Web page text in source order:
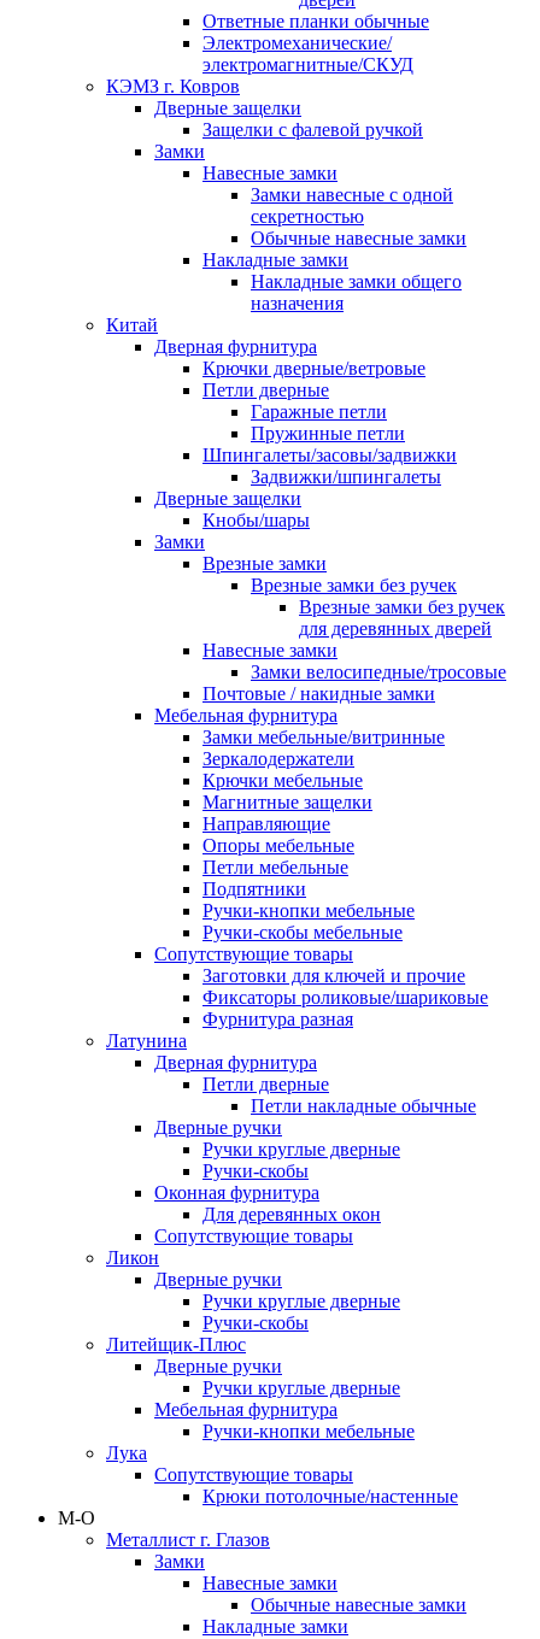
Ответные планки обычные
Электромеханические/
электромагнитные/СКУД
КЭМЗ г. Ковров
Дверные защелки
Защелки с фалевой ручкой
Замки
Навесные замки
Замки навесные с одной
секретностью
Обычные навесные замки
Накладные замки
Накладные замки общего
назначения
Китай
Дверная фурнитура
Крючки дверные/ветровые
Петли дверные
Гаражные петли
Пружинные петли
Шпингалеты/засовы/задвижки
Задвижки/шпингалеты
Дверные защелки
Кнобы/шары
Замки
Врезные замки
Врезные замки без ручек
Врезные замки без ручек
для деревянных дверей
Навесные замки
Замки велосипедные/тросовые
Почтовые / накидные замки
Мебельная фурнитура
Замки мебельные/витринные
Зеркалодержатели
Крючки мебельные
Магнитные защелки
Направляющие
Опоры мебельные
Петли мебельные
Подпятники
Ручки-кнопки мебельные
Ручки-скобы мебельные
Сопутствующие товары
Заготовки для ключей и прочие
Фиксаторы роликовые/шариковые
Фурнитура разная
Латунина
Дверная фурнитура
Петли дверные
Петли накладные обычные
Дверные ручки
Ручки круглые дверные
Ручки-скобы
Оконная фурнитура
Для деревянных окон
Сопутствующие товары
Ликон
Дверные ручки
Ручки круглые дверные
Ручки-скобы
Литейщик-Плюс
Дверные ручки
Ручки круглые дверные
Мебельная фурнитура
Ручки-кнопки мебельные
Лука
Сопутствующие товары
Крюки потолочные/настенные
М-О
Металлист г. Глазов
Замки
Навесные замки
Обычные навесные замки
Накладные замки